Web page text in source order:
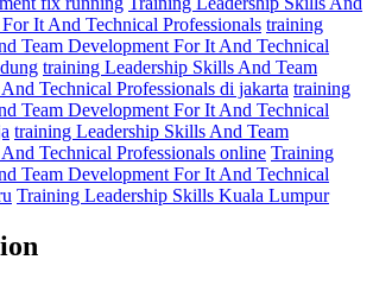
It And Technical Professionals training
Team Development For It And Technical
training Leadership Skills And Team
Technical Professionals di jakarta training
Team Development For It And Technical
training Leadership Skills And Team
Technical Professionals online Training
Team Development For It And Technical
Training Leadership Skills Kuala Lumpur